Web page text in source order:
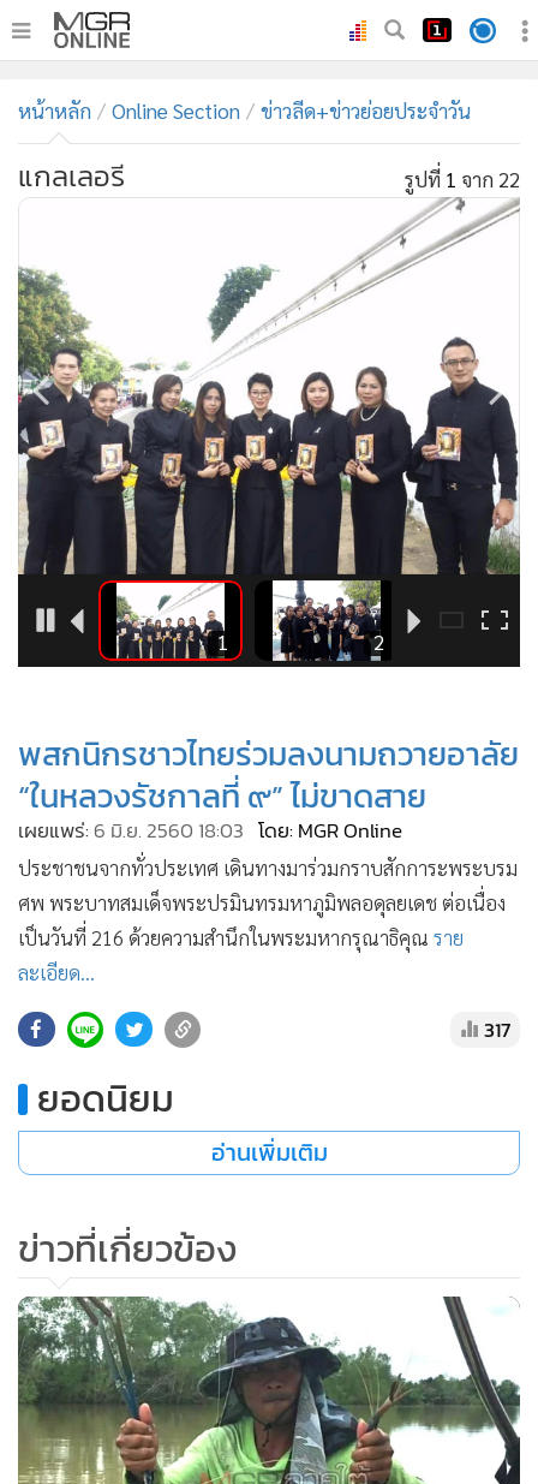
ทันเหตุการณ์
• ภาคใต้
• ภูมิภาค
• บันเทิง
• ผู้จัดการรายวัน
• คอลัมนิสต์
• ละคร
• CbizReview
• Cyber BIZ
•
•
Good health & Well-being
• Green Innovation & SD
Management & HR
MGR Live
• ท่องเที่ยว
• กีฬา
• ต่างประเทศ
• Special Scoop
• เศรษฐกิจ-ธุรกิจ
• จีน
• ชุมชน-คุณภาพชีวิต
• อาชญากรรม
เกม
• วิทยาศาสตร์
• SMEs
• อินโดจีน
• กองทุนรวม
• Celeb Online
• Factcheck
• ญี่ปุ่น
News1
• Gotomanager
พสกนิกรชาวไทยร่วมลงนามถวายอาลัย
“ในหลวงรัชกาลที่ ๙” ไม่ขาดสาย
เผยแพร่:6 มิ.ย. 2560 18:03 โดย: MGR Online
ประชาชนจากทั่วประเทศ เดินทางมาร่วมกราบสักการะพระบรม
ศพ พระบาทสมเด็จพระปรมินทรมหาภูมิพลอดุลยเดช ต่อเนื่อง
เป็นวันที่ 216 ด้วยความสำนึกในพระมหากรุณาธิคุณ ราย
ละเอียด...
317
ยอดนิยม
อ่านเพิ่มเติม
ข่าวที่เกี่ยวข้อง
หน้าหลัก Online Section ข่าวลีด+ข่าวย่อยประจำวัน
แกลเลอรี รูปที่ 1 จาก 22
22 1 2